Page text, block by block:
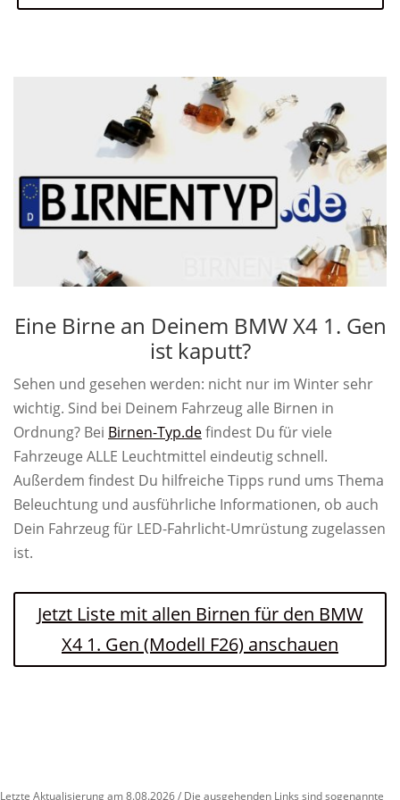
Eine Birne an Deinem BMW X4 1. Gen
ist kaputt?
Sehen und gesehen werden: nicht nur im Winter sehr
wichtig. Sind bei Deinem Fahrzeug alle Birnen in
Ordnung? Bei Birnen-Typ.defindest Du für viele
Fahrzeuge ALLE Leuchtmittel eindeutig schnell.
Außerdem findest Du hilfreiche Tipps rund ums Thema
Beleuchtung und ausführliche Informationen, ob auch
Dein Fahrzeug für LED-Fahrlicht-Umrüstung zugelassen
ist.
Jetzt Liste mit allen Birnen für den BMW
X4 1. Gen (Modell F26) anschauen
Letzte Aktualisierung am 8.08.2026 / Die ausgehenden Links sind sogenannte